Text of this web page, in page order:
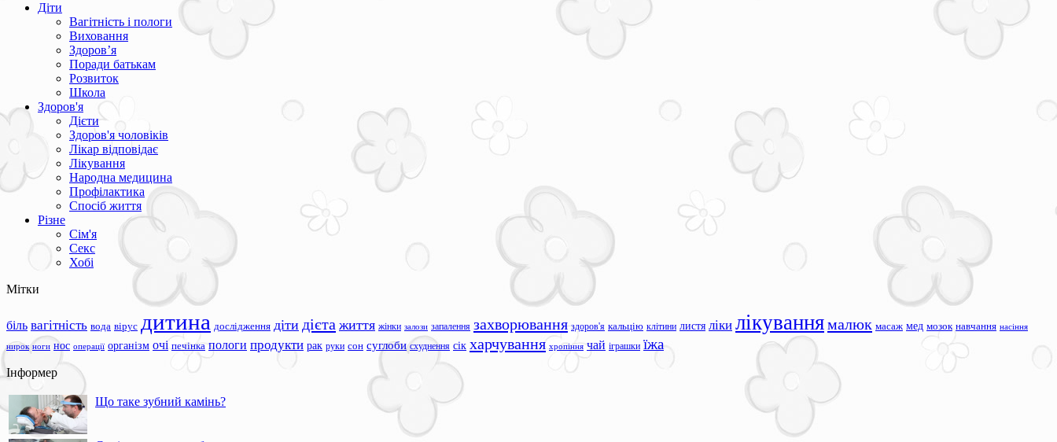
Діти
Вагітність і пологи
Виховання
Здоров’я
Поради батькам
Розвиток
Школа
Здоров'я
Дієти
Здоров'я чоловіків
Лікар відповідає
Лікування
Народна медицина
Профілактика
Спосіб життя
Різне
Сім'я
Секс
Хобі
Мітки
біль вагітність вода вірус дитина дослідження діти дієта життя жінки залози запалення захворювання здоров'я кальцію клітини листя ліки лікуваннямалюк масаж мед мозок навчання насіння
нирок ноги нос операції організм очі печінка пологи продукти рак руки сон суглоби схуднення сік харчування хропіння чай іграшки їжа
Інформер
Що таке зубний камінь?